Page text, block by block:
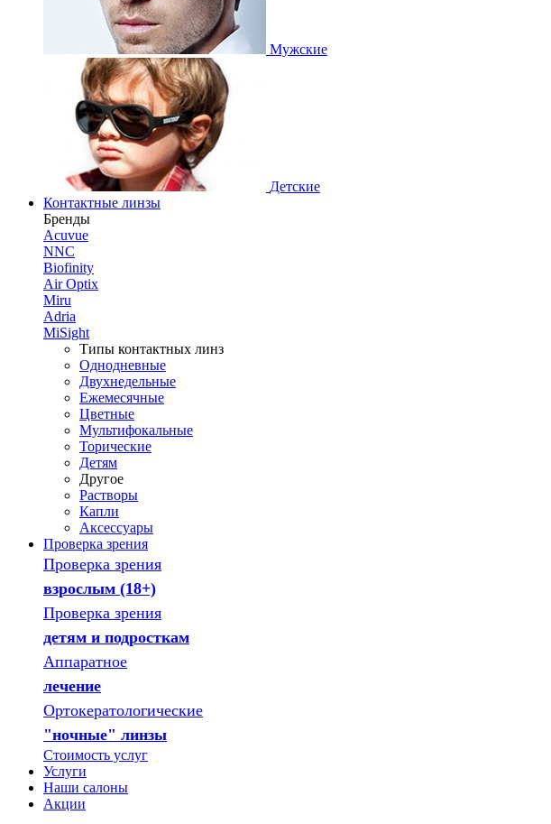
Мужские
Детские
Контактные линзы
Бренды
Acuvue
NNC
Biofinity
Air Optix
Miru
Adria
MiSight
Типы контактных линз
Однодневные
Двухнедельные
Ежемесячные
Цветные
Мультифокальные
Торические
Детям
Другое
Растворы
Капли
Аксессуары
Проверка зрения
Проверка зрения
взрослым (18+)
Проверка зрения
детям и подросткам
Аппаратное
лечение
Ортокератологические
"ночные" линзы
Стоимость услуг
Услуги
Наши салоны
Акции